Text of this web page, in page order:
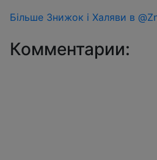
Більше Знижок і Халяви в
Комментарии: